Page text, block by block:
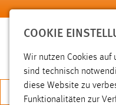
Zum Hauptinhalt springen
COOKIE
Wir nutzen Cookies auf
sind technisch
diese Website zu
Funktionalitäten zur